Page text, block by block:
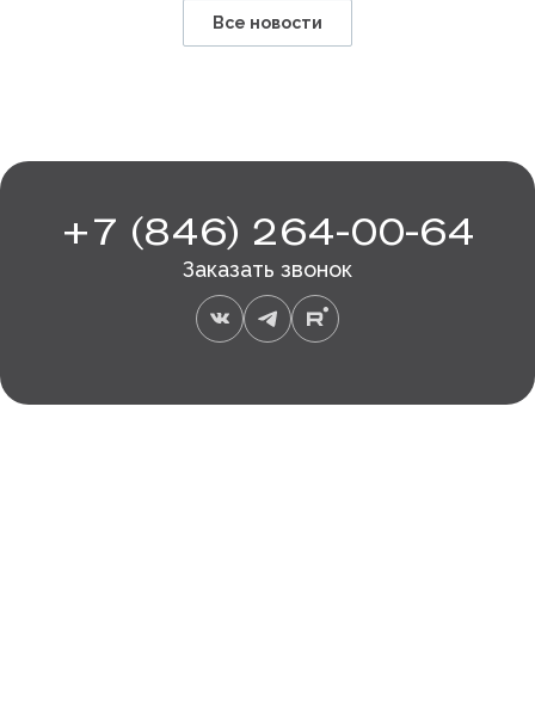
Все новости
+7 (846) 264-00-64
Заказать звонок